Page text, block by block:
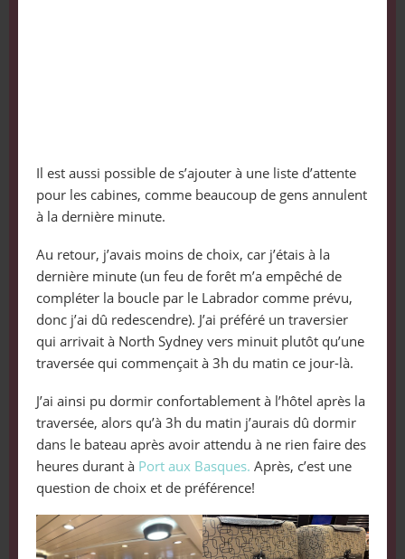
Il est aussi possible de s’ajouter à une liste d’attente
pour les cabines, comme beaucoup de gens annulent
à la dernière minute.
Au retour, j’avais moins de choix, car j’étais à la
dernière minute (un feu de forêt m’a empêché de
compléter la boucle par le Labrador comme prévu,
donc j’ai dû redescendre). J’ai préféré un traversier
qui arrivait à North Sydney vers minuit plutôt qu’une
traversée qui commençait à 3h du matin ce jour-là.
J’ai ainsi pu dormir confortablement à l’hôtel après la
traversée, alors qu’à 3h du matin j’aurais dû dormir
dans le bateau après avoir attendu à ne rien faire des
heures durant à Port aux Basques. Après, c’est une
question de choix et de préférence!